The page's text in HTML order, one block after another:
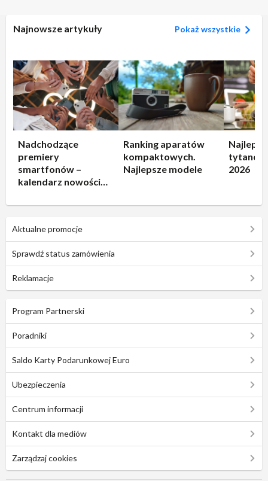
Najbardziej aktualne informacje znajdują się zawsze na stronie
Najnowsze artykuły Pokaż wszystkie
Nadchodzące
premiery
smartfonów –
kalendarz nowości
Ranking aparatów
kompaktowych.
Najlepsze modele
2026
Aktualne promocje
Sprawdź status zamówienia
Reklamacje
Program Partnerski
Poradniki
Saldo Karty Podarunkowej Euro
Ubezpieczenia
Centrum informacji
Kontakt dla mediów
Zarządzaj cookies